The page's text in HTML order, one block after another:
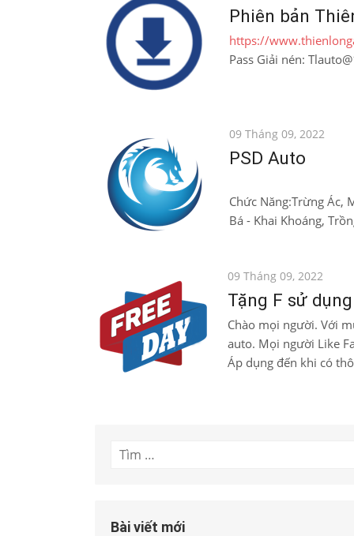
vào
Phiên bản
https://
Pass Giải nén:
Đăng
vào
09 Tháng 09, 2022
PSD Auto
Chức Năng:Trừng Ác,
Bá - Khai Khoáng,
Đăng
vào
09 Tháng 09, 2022
Tặng F sử
Chào mọi người. Với
auto. Mọi người Like
Áp dụng đến khi có
Tìm
Bài viết mới